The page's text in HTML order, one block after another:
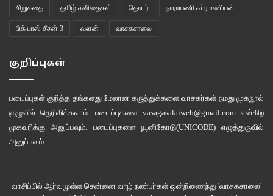
ராம் அப்படியே அமர்ந்து, இறகை மேலே கீழே அசைத்துக் கொண்டே ஒரே
மேல் போக முடியவில்லை. எல்லோரும் ஆச்சரியத்தில் வாயைப் பிளந்து பார்த்துக்
சரி இது தான் வழி.
பாலா கீழே நிற்க, ராம் அவன் மேல் ஏறி நின்று, அதே மாதிரி இறகை அசைத்துக்
கொண்டே ஒரே விஷயத்தில் கவனமாயிருந்தான். மெல்லப் பறக்கத்
சாவித் துவாரத்தில் இறகை நுழைத்தான்.
சிறுகதை தமிழ் கவிதைகள் தொடர் நாராயணி சுப்ரமணியன்
பிக் பாஸ் சீசன் 3 வளன் வாசகசாலை
குறிப்புகள்
படைப்புகள் குறித்த தங்களது மேலான கருத்துக்களை வாசகர்கள் நமது முகநூல்
குழுவில் தெரிவிக்கலாம். படைப்புகளை vasagasalaiweb@gmail.com என்கிற
முகவரிக்கு அனுப்பவும். படைப்புகளை யூனிகோடு(UNICODE)எழுத்துருவில்
அனுப்பவும்.
வாசிப்பில் ஆர்வமுள்ள சென்னை வாழ் நண்பர்கள் ஒன்றிணைந்து 'வாசகசாலை'